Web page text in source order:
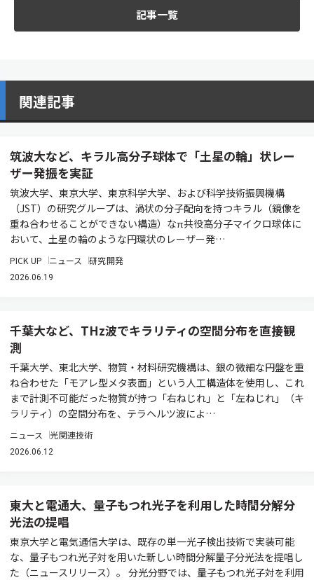
記事一覧
関連記事
筑波大など、キラル高分子球体で「土星の輪」状レー
ザー発振を実証
筑波大学、東京大学、東京科学大学、および科学技術振興機構
（JST）の研究グループは、渦状の分子配向を持つキラル（鏡像を
重ね合わせることができない構造）なπ共役高分子マイクロ球体に
おいて、土星の輪のような円環状のレーザー発…
PICK UP ニュース 研究開発
2026.06.19
千葉大など、THz波でキラリティの空間分布を直接観
測
千葉大学、東北大学、物質・材料研究機構は、銀の微細な円盤を重
ね合わせた「モアレ型メタ表面」という人工構造体を使用し、これ
まで計測不可能だった物質が持つ「右ねじれ」と「左ねじれ」（キ
ラリティ）の空間分布を、テラヘルツ波によ…
ニュース 光関連技術
2026.06.12
東大と電通大、量子もつれ光子を利用した時間分解分
光法の提唱
東京大学と電気通信大学は、既存の単一光子検出技術で実装可能
な、量子もつれ光子対を用いた新しい時間分解量子分光法を提唱し
た（ニュースリリース）。 分光分野では、量子もつれ光子対を利用